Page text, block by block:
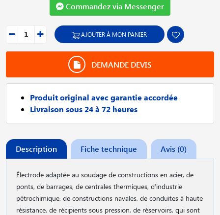
Commandez via Messenger
AJOUTER À MON PANIER
DEMANDE DEVIS
Produit original avec garantie accordée
Livraison sous 24 à 72 heures
Description Fiche technique Avis (0)
Électrode adaptée au soudage de constructions en acier, de
ponts, de barrages, de centrales thermiques, d’industrie
pétrochimique, de constructions navales, de conduites à haute
résistance, de récipients sous pression, de réservoirs, qui sont